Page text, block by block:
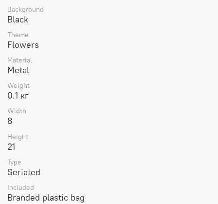
Background
Black
Theme
Flowers
Material
Metal
Weight
0.1 кг
Width
8
Height
21
Type
Seriated
Included
Branded plastic bag